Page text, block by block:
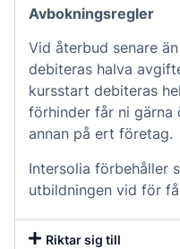
Avbokningsregler
Vid återbud senare
debiteras halva
kursstart debiteras
förhinder får ni gärna
annan på ert företag.
Intersolia förbehåller
utbildningen vid för
Riktar sig till